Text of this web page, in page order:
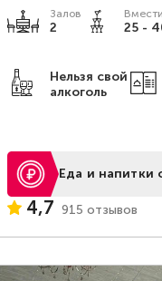
Залов
2 25 -
Нельзя свой
алкоголь
Еда и напитки
4,7 915 отзывов